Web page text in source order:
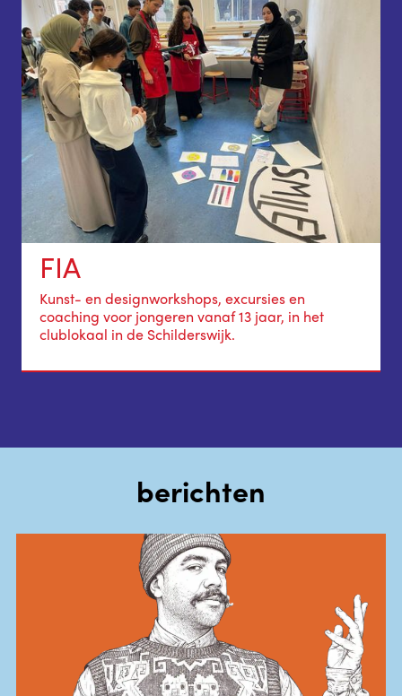
FIA
Kunst- en designworkshops, excursies en
coaching voor jongeren vanaf 13 jaar, in het
clublokaal in de Schilderswijk.
berichten